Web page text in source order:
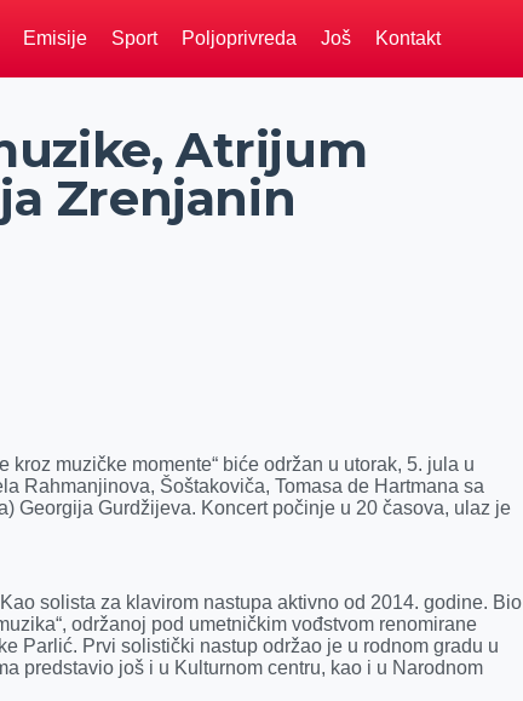
Emisije Sport Poljoprivreda Još Kontakt
Atrijum
Zrenjanin
muzičke momente“ biće održan u utorak, 5. jula u
Rahmanjinova, Šoštakoviča, Tomasa de Hartmana sa
Georgija Gurdžijeva. Koncert počinje u 20 časova, ulaz je
solista za klavirom nastupa aktivno od 2014. godine. Bio
održanoj pod umetničkim vođstvom renomirane
Parlić. Prvi solistički nastup održao je u rodnom gradu u
predstavio još i u Kulturnom centru, kao i u Narodnom